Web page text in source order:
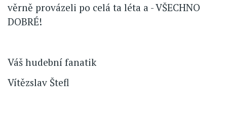
věrně provázeli po celá ta léta a - VŠECHNO
DOBRÉ!
Váš hudební fanatik
Vítězslav Štefl